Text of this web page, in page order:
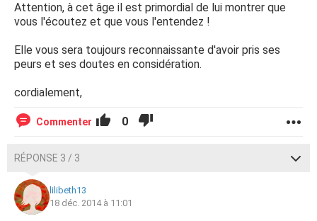
Attention, à cet âge il est primordial de lui montrer que
vous l'écoutez et que vous l'entendez !
Elle vous sera toujours reconnaissante d'avoir pris ses
peurs et ses doutes en considération.
cordialement,
Commenter 0
RÉPONSE 3 / 3
lilibeth13
18 déc. 2014 à 11:01